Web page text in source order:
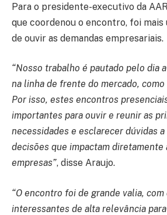
Para o presidente-executivo da
que coordenou o encontro, foi mais
de ouvir as demandas empresariais.
“Nosso trabalho é pautado pelo dia
na linha de frente do mercado, como
Por isso, estes encontros
importantes para ouvir e reunir as
necessidades e esclarecer dúvidas
decisões que impactam diretamente
empresas”, disse Araujo.
“O encontro foi de grande valia,
interessantes de alta relevância